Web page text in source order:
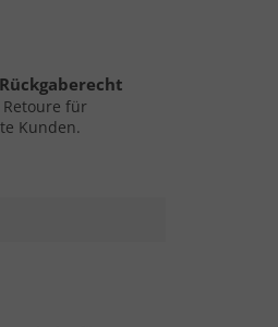
Retoure für
Kunden.